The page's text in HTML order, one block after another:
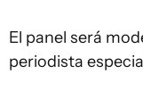
El panel será
periodista